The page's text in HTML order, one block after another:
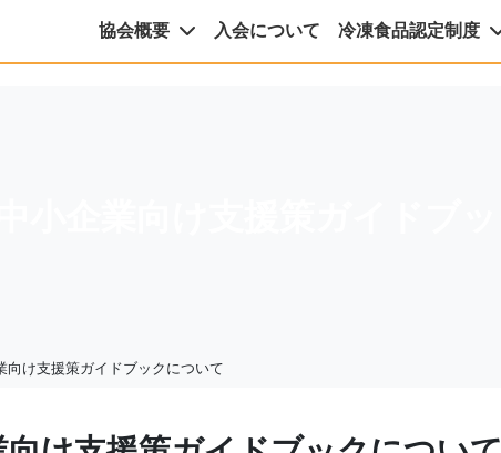
協会概要 入会について 冷凍食品認定制度
け支援策ガイドブックについて